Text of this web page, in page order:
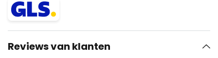
Reviews van klanten